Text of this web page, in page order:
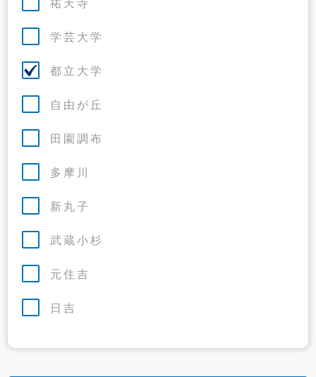
祐天寺
学芸大学
都立大学
自由が丘
田園調布
多摩川
新丸子
武蔵小杉
元住吉
日吉